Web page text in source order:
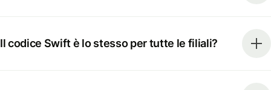
Il codice Swift è lo stesso per tutte le filiali?